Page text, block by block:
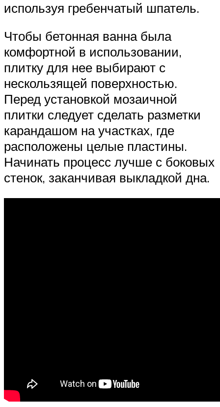
используя гребенчатый шпатель.
Чтобы бетонная ванна была
комфортной в использовании,
плитку для нее выбирают с
нескользящей поверхностью.
Перед установкой мозаичной
плитки следует сделать разметки
карандашом на участках, где
расположены целые пластины.
Начинать процесс лучше с боковых
стенок, заканчивая выкладкой дна.